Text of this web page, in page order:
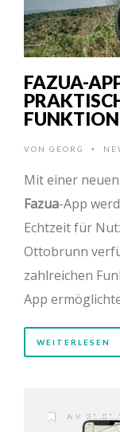
FAZUA-
FUNKTION
VON GEORG •
Mit einer neuen
Fazua-App
Echtzeit für
Ottobrunn
zahlreichen
App
WEITERLESEN
AM